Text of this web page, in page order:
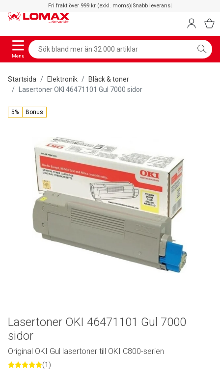
Fri frakt över 999 kr (exkl. moms)|Snabb leverans|
Menu
Startsida Elektronik
Bläck & toner
Lasertoner OKI 46471101 Gul 7000 sidor
5% Bonus
Lasertoner OKI 46471101 Gul 7000
sidor
Original OKI Gul lasertoner till OKI C800-serien
(1)